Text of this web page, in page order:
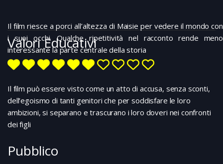
Il film riesce a porci all’altezza di Maisie per vedere il mondo con
i suoi occhi. Qualche ripetitività nel racconto rende meno
interessante la parte centrale della storia
Valori Educativi
Il film può essere visto come un atto di accusa, senza sconti,
dell’egoismo di tanti genitori che per soddisfare le loro
ambizioni, si separano e trascurano i loro doveri nei confronti
dei figli
Pubblico